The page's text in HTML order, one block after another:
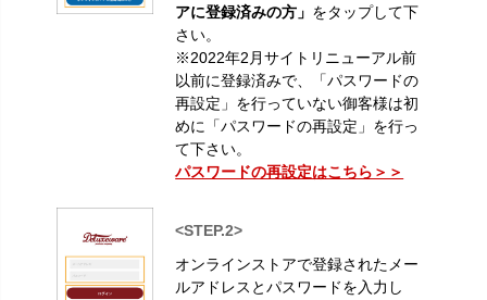
アに登録済みの方」 をタップして下
さい。
※2022年2月サイトリニューアル前
以前に登録済みで、「パスワードの
再設定」を行っていない御客様は初
めに「パスワードの再設定」を行っ
て下さい。
パスワードの再設定はこちら＞＞
<STEP.2>
オンラインストアで登録されたメー
ルアドレスとパスワードを入力し